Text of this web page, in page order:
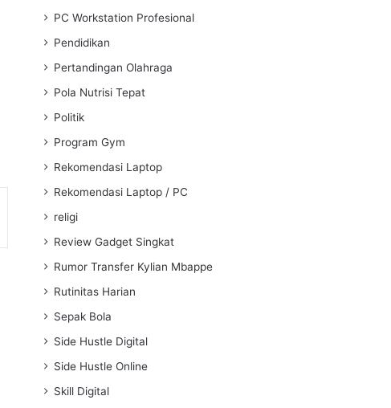
PC Workstation Profesional
Pendidikan
Pertandingan Olahraga
Pola Nutrisi Tepat
Politik
Program Gym
Rekomendasi Laptop
Rekomendasi Laptop / PC
religi
Review Gadget Singkat
Rumor Transfer Kylian Mbappe
Rutinitas Harian
Sepak Bola
Side Hustle Digital
Side Hustle Online
Skill Digital